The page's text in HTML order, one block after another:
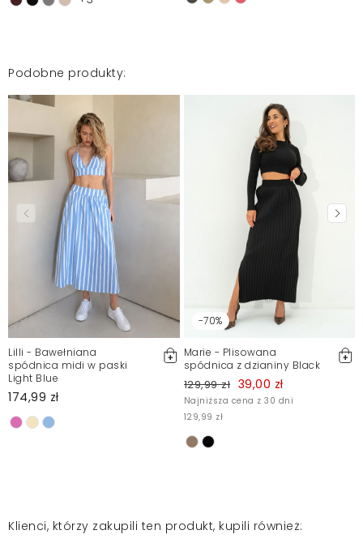
Podobne produkty:
Lilli - Bawełniana
spódnica midi w paski
Light Blue
174,99 zł
-70%
Marie - Plisowana
spódnica z dzianiny Black
129,99 zł 39,00 zł
Najniższa cena z 30 dni
129,99 zł
Klienci, którzy zakupili ten produkt, kupili również: